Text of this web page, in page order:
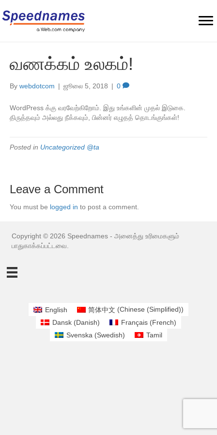
வணக்கம் உலகம்!
By webdotcom | ஜூலை 5, 2018 | 0
WordPress க்கு வரவேற்கிறோம். இது உங்களின் முதல் இடுகை.
திருத்தவும் அல்லது நீக்கவும், பின்னர் எழுதத் தொடங்குங்கள்!
Posted in Uncategorized @ta
Leave a Comment
You must be logged in to post a comment.
Copyright © 2026 Speednames - அனைத்து உரிமைகளும்
பாதுகாக்கப்பட்டவை.
English 简体中文 (Chinese (Simplified))
Dansk (Danish) Français(French)
Svenska (Swedish) Tamil